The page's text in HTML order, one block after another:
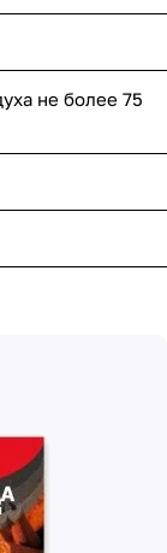
не более 75